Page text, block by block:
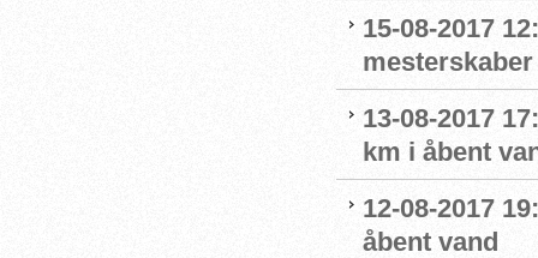
15-08-2017
13-08-2017
km i åbent
12-08-2017
åbent vand